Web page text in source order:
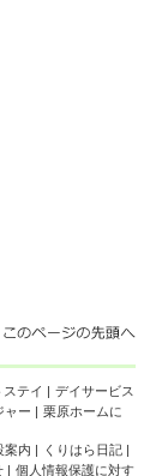
ステイ | デイサービス
ャー | 栗原ホームに
案内 | くりはら日記 |
| 個人情報保護に対す